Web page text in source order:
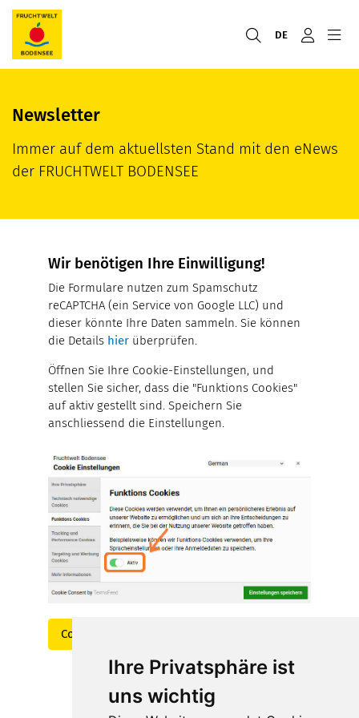
Ihre Privatsphäre ist
uns wichtig
DE
Newsletter
Immer auf dem aktuellsten Stand mit den eNews
der FRUCHTWELT BODENSEE
Wir benötigen Ihre Einwilligung!
Die Formulare nutzen zum Spamschutz
reCAPTCHA (ein Service von Google LLC) und
dieser könnte Ihre Daten sammeln. Sie können
die Details hier überprüfen.
Öffnen Sie Ihre Cookie-Einstellungen, und
stellen Sie sicher, dass die "Funktions Cookies"
auf aktiv gestellt sind. Speichern Sie
anschliessend die Einstellungen.
Cookie-Einstellungen anpassen